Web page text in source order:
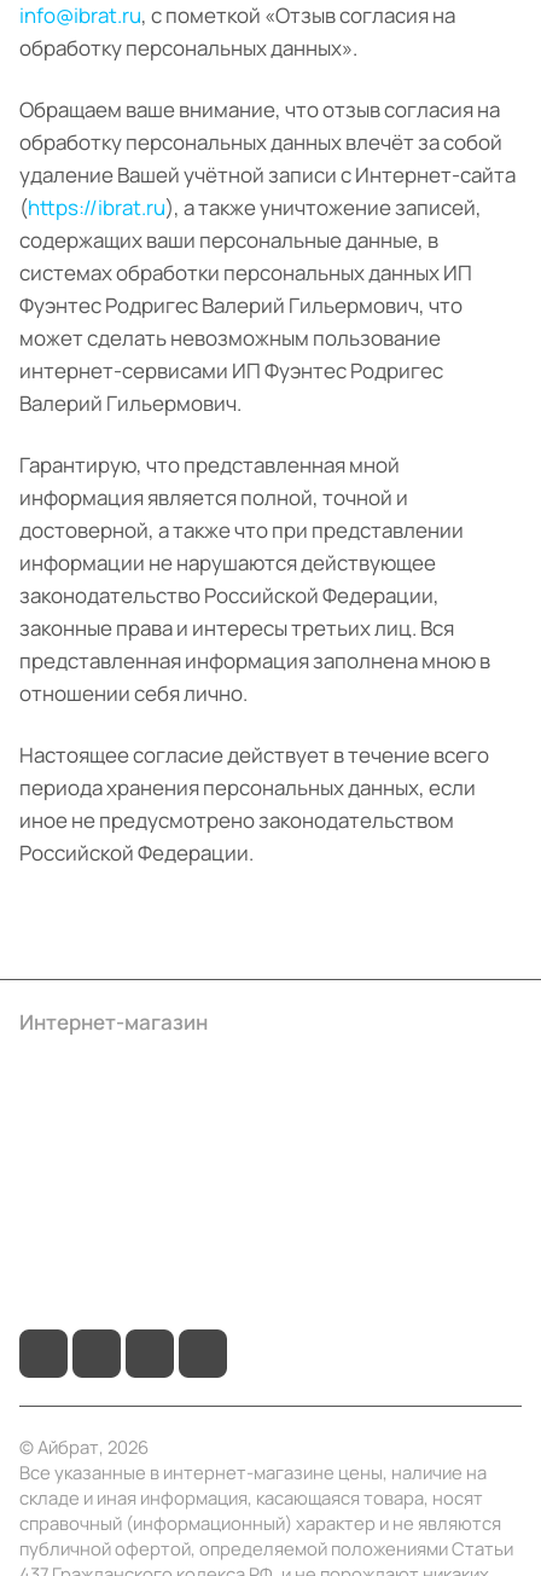
info@ibrat.ru, с пометкой «Отзыв согласия на
обработку персональных данных».
Обращаем ваше внимание, что отзыв согласия на
обработку персональных данных влечёт за собой
удаление Вашей учётной записи с Интернет-сайта
(https://ibrat.ru), а также уничтожение записей,
содержащих ваши персональные данные, в
системах обработки персональных данных ИП
Фуэнтес Родригес Валерий Гильермович, что
может сделать невозможным пользование
интернет-сервисами ИП Фуэнтес Родригес
Валерий Гильермович.
Гарантирую, что представленная мной
информация является полной, точной и
достоверной, а также что при представлении
информации не нарушаются действующее
законодательство Российской Федерации,
законные права и интересы третьих лиц. Вся
представленная информация заполнена мною в
отношении себя лично.
Настоящее согласие действует в течение всего
периода хранения персональных данных, если
иное не предусмотрено законодательством
Российской Федерации.
Интернет-магазин
© Айбрат, 2026
Все указанные в интернет-магазине цены, наличие на
складе и иная информация, касающаяся товара, носят
справочный (информационный) характер и не являются
публичной офертой, определяемой положениями Статьи